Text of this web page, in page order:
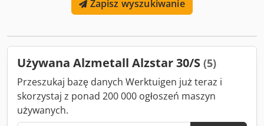
Stopień ochrony IP 54 - Klasa izolacji silnika „F” (155°) -
Przewód zasilający (bez wtyczki, długość kabla 2m) - Osłona
Zapisz wyszukiwanie
Używana Alzmetall Alzstar 30/S (5)
Przeszukaj bazę danych Werktuigen już teraz i
skorzystaj z ponad 200 000 ogłoszeń maszyn
używanych.